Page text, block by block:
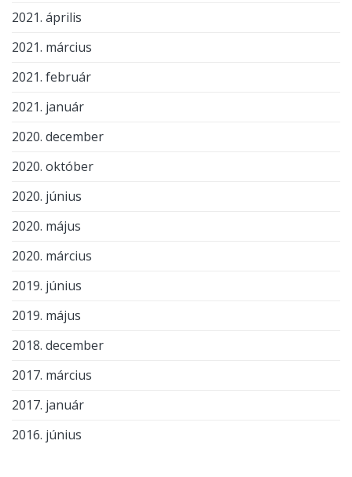
2021. április
2021. március
2021. február
2021. január
2020. december
2020. október
2020. június
2020. május
2020. március
2019. június
2019. május
2018. december
2017. március
2017. január
2016. június